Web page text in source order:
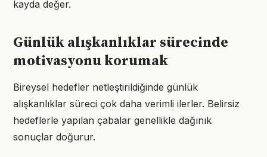
kayda değer.
Günlük alışkanlıklar sürecinde
motivasyonu korumak
Bireysel hedefler netleştirildiğinde günlük
alışkanlıklar süreci çok daha verimli ilerler. Belirsiz
hedeflerle yapılan çabalar genellikle dağınık
sonuçlar doğurur.